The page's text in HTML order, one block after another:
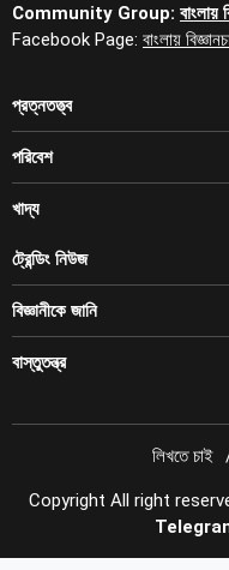
Community Group: বাংলায়
Facebook Page: বাংলায়
প্রত্নতত্ত্ব
পরিবেশ
খাদ্য
ট্রেন্ডিং নিউজ
বিজ্ঞানীকে জানি
বাস্তুতন্ত্র
লিখতে চাই
Copyright All right